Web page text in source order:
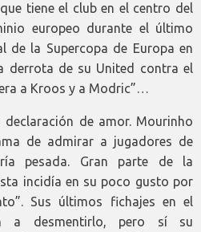
tiene el club en el centro del
europeo durante el último
de la Supercopa de Europa en
derrota de su United contra el
a Kroos y a Modric”…
de amor. Mourinho
de admirar a jugadores de
pesada. Gran parte de la
incidía en su poco gusto por
Sus últimos fichajes en el
a desmentirlo, pero sí su